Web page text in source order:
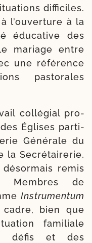
dif­fi­ciles.
l’ouverture à la
édu­ca­tive des
mariage entre
une réfé­rence
pas­to­rales
col­lé­gial pro­
Églises par­ti­
Générale du
la Secrétairerie,
remis
de
Instrumentum
bien que
fami­liale
défis et des